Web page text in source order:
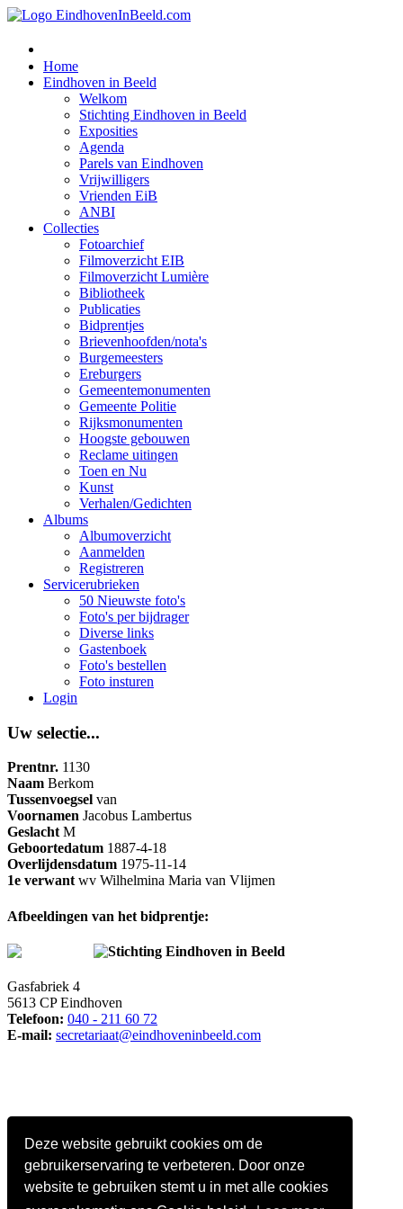
Deze website gebruikt cookies om de
gebruikerservaring te verbeteren. Door onze
website te gebruiken stemt u in met alle cookies
Home
Eindhoven in Beeld
Welkom
Stichting Eindhoven in Beeld
Exposities
Agenda
Parels van Eindhoven
Vrijwilligers
Vrienden EiB
ANBI
Collecties
Fotoarchief
Filmoverzicht EIB
Filmoverzicht Lumière
Bibliotheek
Publicaties
Bidprentjes
Brievenhoofden/nota's
Burgemeesters
Ereburgers
Gemeentemonumenten
Gemeente Politie
Rijksmonumenten
Hoogste gebouwen
Reclame uitingen
Toen en Nu
Kunst
Verhalen/Gedichten
Albums
Albumoverzicht
Aanmelden
Registreren
Servicerubrieken
50 Nieuwste foto's
Foto's per bijdrager
Diverse links
Gastenboek
Foto's bestellen
Foto insturen
Login
Uw selectie...
Prentnr. 1130
Naam Berkom
Tussenvoegsel van
Voornamen Jacobus Lambertus
GeslachtM
Geboortedatum 1887-4-18
Overlijdensdatum 1975-11-14
1e verwantwv Wilhelmina Maria van Vlijmen
Afbeeldingen van het bidprentje:
Stichting Eindhoven in Beeld
Gasfabriek 4
5613 CP Eindhoven
Telefoon: 040 - 211 60 72
E-mail: secretariaat@eindhoveninbeeld.com